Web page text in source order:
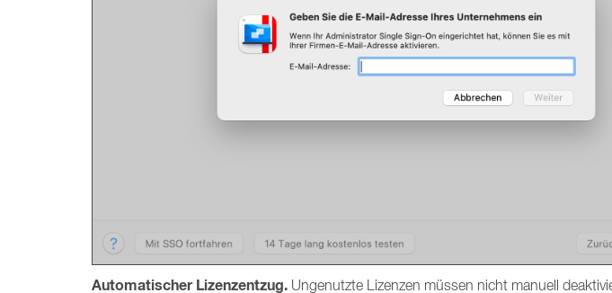
Automatischer Lizenzentzug. Ungenutzte Lizenzen müssen nicht manuell